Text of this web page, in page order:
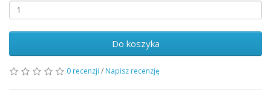
Do koszyka
0 recenzji / Napisz recenzję